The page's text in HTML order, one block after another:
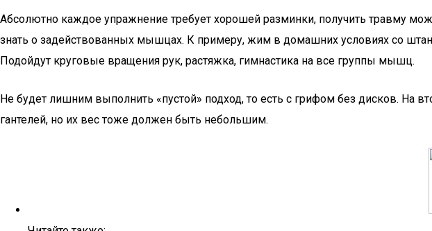
Абсолютно каждое упражнение требует хорошей разминки, получить травму
знать о задействованных мышцах. К примеру, жим в домашних условиях со
Подойдут круговые вращения рук, растяжка, гимнастика на все группы мышц.
Не будет лишним выполнить «пустой» подход, то есть с грифом без дисков.
гантелей, но их вес тоже должен быть небольшим.